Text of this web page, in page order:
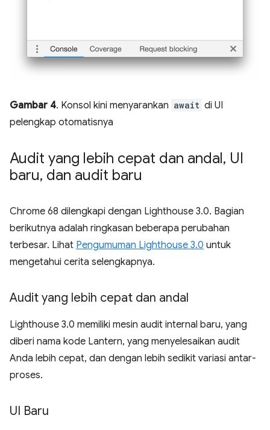
Gambar 4. Konsol kini menyarankan await di UI
pelengkap otomatisnya
Audit yang lebih cepat dan andal, UI
baru, dan audit baru
Chrome 68 dilengkapi dengan Lighthouse 3.0. Bagian
berikutnya adalah ringkasan beberapa perubahan
terbesar. Lihat Pengumuman Lighthouse 3.0 untuk
mengetahui cerita selengkapnya.
Audit yang lebih cepat dan andal
Lighthouse 3.0 memiliki mesin audit internal baru, yang
diberi nama kode Lantern, yang menyelesaikan audit
Anda lebih cepat, dan dengan lebih sedikit variasi antar-
proses.
UI Baru